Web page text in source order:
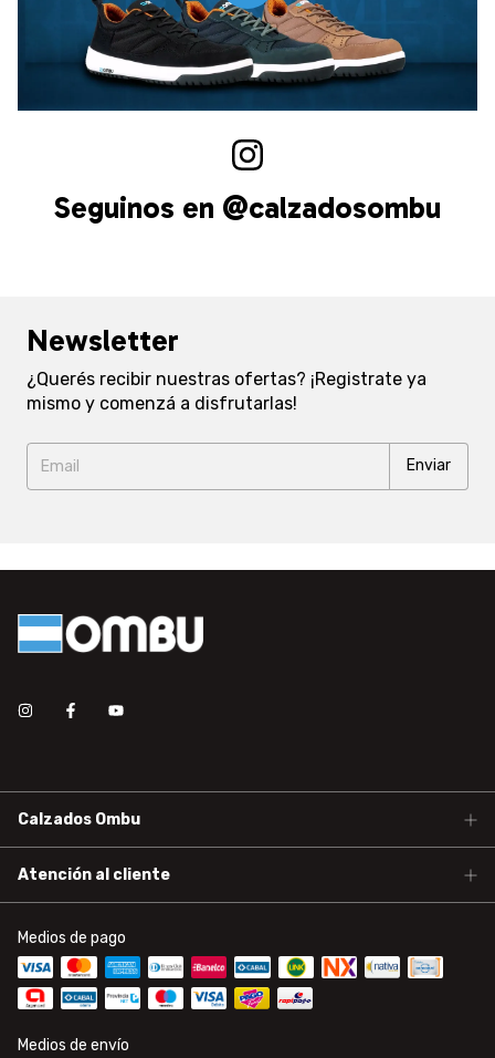
Seguinos en @calzadosombu
Newsletter
¿Querés recibir nuestras ofertas? ¡Registrate ya
mismo y comenzá a disfrutarlas!
Calzados Ombu
Atención al cliente
Medios de pago
Medios de envío